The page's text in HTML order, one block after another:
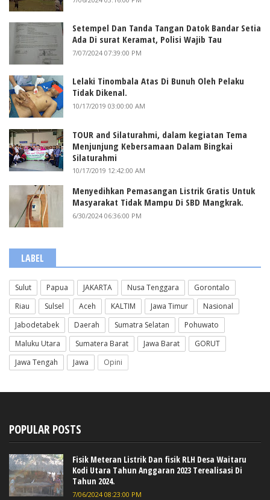
Setempel Dan Tanda Tangan Datok Bandar Setia
Ada Di surat Keramat, Polisi Wajib Tau
7/07/2024 07:39:00 PM
Lelaki Tinombala Atas Di Bunuh Oleh Pelaku
Tidak Dikenal.
10/17/2019 03:00:00 AM
TOUR and Silaturahmi, dalam kegiatan Tema
Menjunjung Kebersamaan Dalam Bingkai
Silaturahmi
10/17/2019 12:42:00 AM
Menyedihkan Pemasangan Listrik Gratis Untuk
Masyarakat Tidak Mampu Di SBD Mangkrak.
6/30/2024 06:36:00 PM
LABEL
Sulut Papua JAKARTA Nusa Tenggara
Gorontalo
Riau
Sulsel Aceh KALTIM Jawa Timur
Nasional
Jabodetabek
Daerah Sumatra Selatan
Pohuwato
Maluku Utara
Sumatera Barat Jawa Barat
GORUT
Jawa Tengah
Jawa Opini
POPULAR POSTS
Fisik Meteran Listrik Dan fisik RLH Desa Waitaru
Kodi Utara Tahun Anggaran 2023 Terealisasi Di
Tahun 2024.
7/06/2024 08:23:00 PM